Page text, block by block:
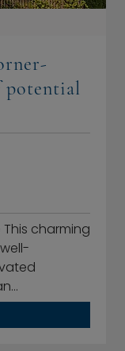
potential
charming